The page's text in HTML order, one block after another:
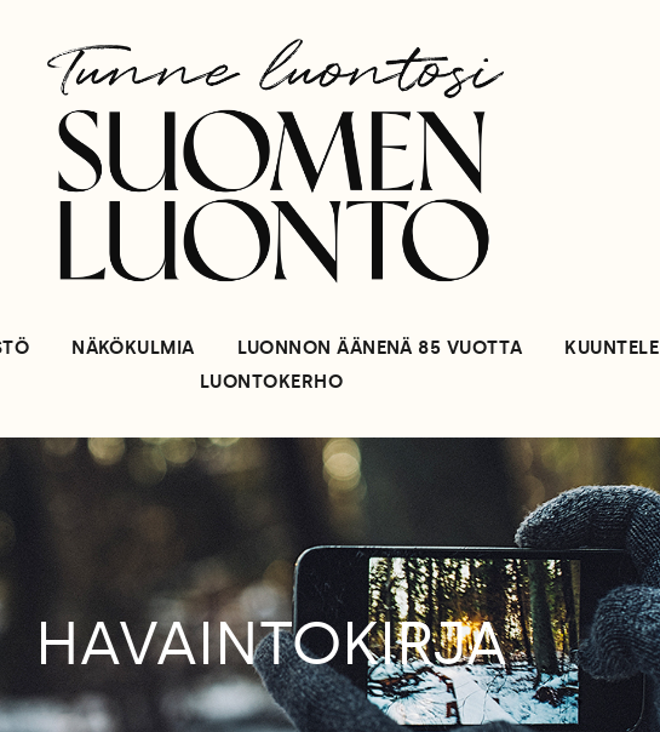
NÄKÖKULMIA LUONNON ÄÄNENÄ 85 VUOTTA KUUNTELE
LUONTOKERHO
HAVAINTOKIRJA